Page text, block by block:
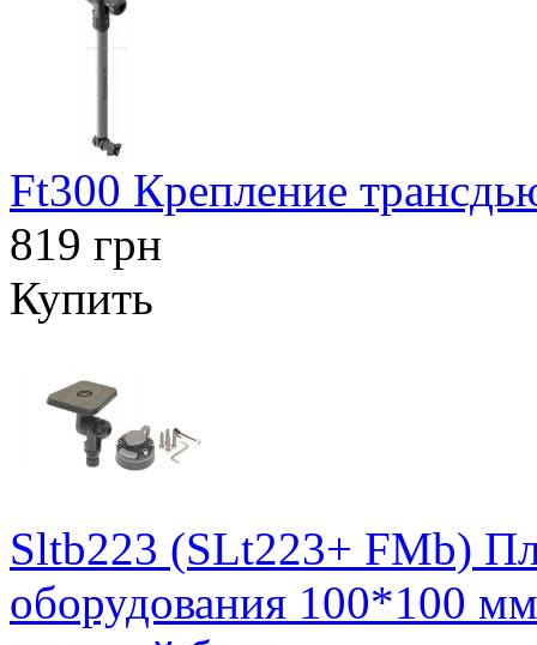
Ft300 Крепление
819 грн
Купить
Sltb223 (SLt223+ FMb)
оборудования 100*100